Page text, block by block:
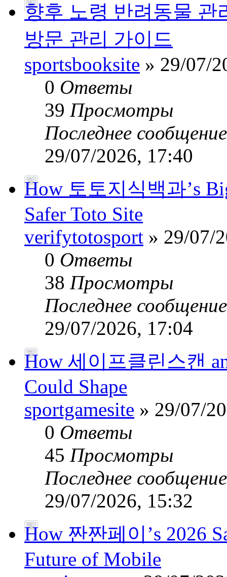
향후 노령 반려동물 관
방문 관리 가이드
sportsbooksite » 29/07/
0 Ответы
39 Просмотры
Последнее
29/07/2026, 17:40
How 토토지식백과’s
Safer Toto Site
verifytotosport » 29/07/
0 Ответы
38 Просмотры
Последнее
29/07/2026, 17:04
How 세이프클린스캔
Could Shape
sportgamesite » 29/07/
0 Ответы
45 Просмотры
Последнее
29/07/2026, 15:32
How 짠짠페이’s 2026
Future of Mobile